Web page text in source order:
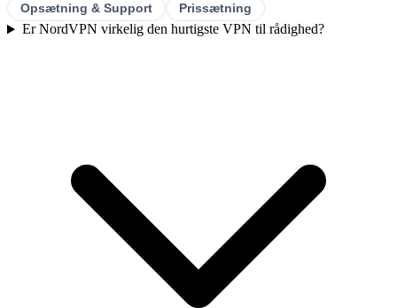
Opsætning & Support
Prissætning
Er NordVPN virkelig den hurtigste VPN til rådighed?